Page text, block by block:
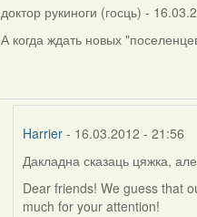
доктор рукиноги (госць) -
А когда ждать новых
Harrier- 16.03.2012 - 21:56
In
reply
to
Дакладна сказаць цяжка,
Dear friends! We guess that
much for your attention!